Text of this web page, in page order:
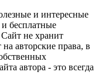
и интересные
бесплатные
не хранит
авторские права, в
автора - это всегда